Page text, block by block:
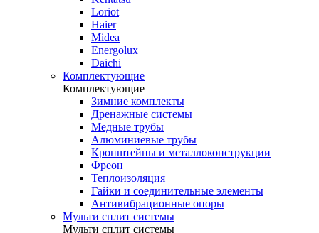
Loriot
Haier
Midea
Energolux
Daichi
Комплектующие
Комплектующие
Зимние комплекты
Дренажные системы
Медные трубы
Алюминиевые трубы
Кронштейны и металлоконструкции
Фреон
Теплоизоляция
Гайки и соединительные элементы
Антивибрационные опоры
Мульти сплит системы
Мульти сплит системы